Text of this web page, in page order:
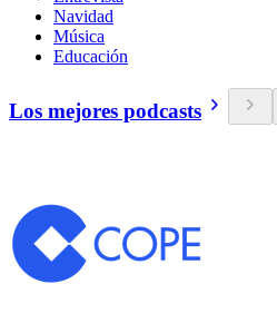
Navidad
Música
Educación
Los mejores podcasts